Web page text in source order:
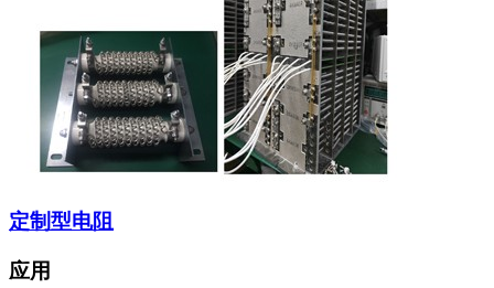
定制型电阻
应用